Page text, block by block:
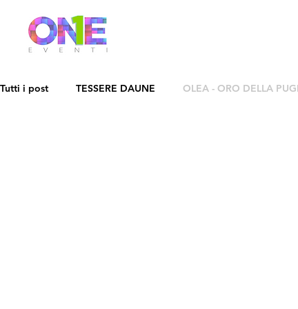
Tutti i post TESSERE DAUNE OLEA - ORO DELLA